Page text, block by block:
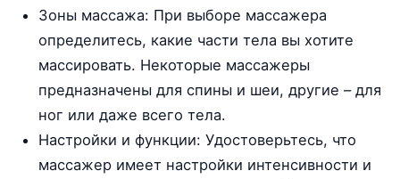
Зоны массажа: При выборе массажера
определитесь, какие части тела вы хотите
массировать. Некоторые массажеры
предназначены для спины и шеи, другие – для
ног или даже всего тела.
Настройки и функции: Удостоверьтесь, что
массажер имеет настройки интенсивности и